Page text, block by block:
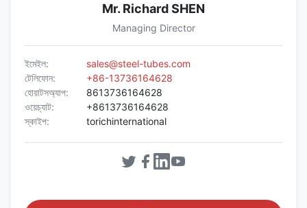
Mr. Richard SHEN
Managing Director
ইমেইল:
sales@steel-tubes.com
টেলিফোন:
+86-13736164628
হোয়াটসঅ্যাপ:
8613736164628
ওয়েচ্যাট:
+8613736164628
স্কাইপ:
torichinternational